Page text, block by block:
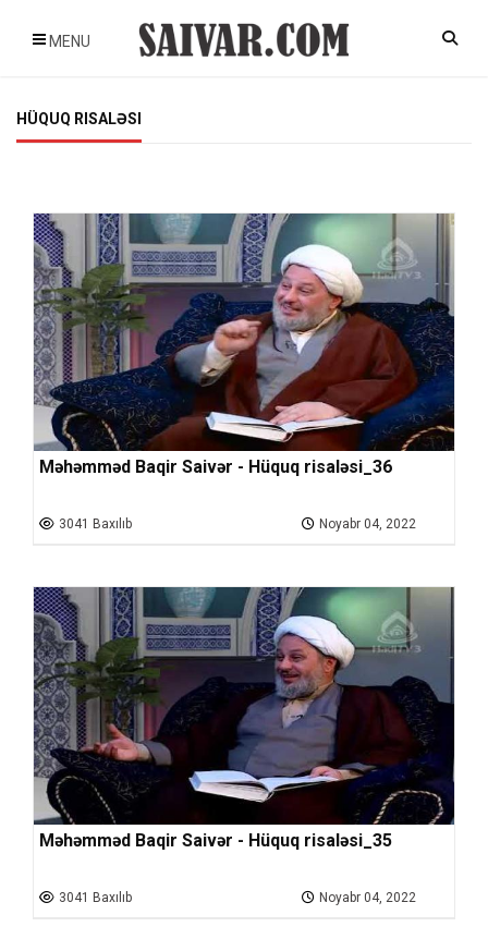
MENU
HÜQUQ RISALƏSI
Məhəmməd Baqir Saivər - Hüquq risaləsi_36
3041 Baxılıb Noyabr 04, 2022
Məhəmməd Baqir Saivər - Hüquq risaləsi_35
3041 Baxılıb Noyabr 04, 2022